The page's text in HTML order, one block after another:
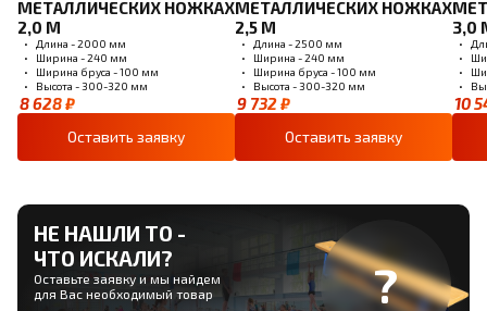
МЕТАЛЛИЧЕСКИХ НОЖКАХ
2,0 М
Длина - 2000 мм
Ширина - 240 мм
Ширина бруса - 100 мм
Высота - 300-320 мм
8 628 ₽
Оставить заявку
МЕТАЛЛИЧЕСКИХ НОЖКАХ
2,5 М
Длина - 2500 мм
Ширина - 240 мм
Ширина бруса - 100 мм
Высота - 300-320 мм
9 732 ₽
Оставить заявку
3,0
10
НЕ НАШЛИ ТО -
ЧТО ИСКАЛИ?
Оставьте заявку и мы найдем
для Вас необходимый товар